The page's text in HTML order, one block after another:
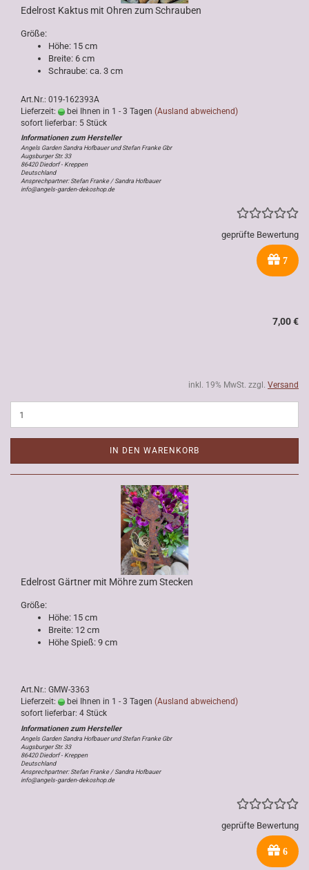
Edelrost Kaktus mit Ohren zum Schrauben
Größe:
Höhe: 15 cm
Breite: 6 cm
Schraube: ca. 3 cm
Art.Nr.: 019-162393A
Lieferzeit:
bei Ihnen in 1 - 3 Tagen (Ausland abweichend)
sofort lieferbar: 5 Stück
Angels Garden Sandra Hofbauer und Stefan Franke Gbr
Augsburger Str. 33
86420 Diedorf - Kreppen
Deutschland
Ansprechpartner: Stefan Franke / Sandra Hofbauer
info@angels-garden-dekoshop.de
geprüfte Bewertung
7
7,00 €
inkl. 19% MwSt. zzgl. Versand
IN DEN WARENKORB
Edelrost Gärtner mit Möhre zum Stecken
Größe:
Höhe: 15 cm
Breite: 12 cm
Höhe Spieß: 9 cm
Art.Nr.: GMW-3363
Lieferzeit:
bei Ihnen in 1 - 3 Tagen (Ausland abweichend)
sofort lieferbar: 4 Stück
Angels Garden Sandra Hofbauer und Stefan Franke Gbr
Augsburger Str. 33
86420 Diedorf - Kreppen
Deutschland
Ansprechpartner: Stefan Franke / Sandra Hofbauer
info@angels-garden-dekoshop.de
geprüfte Bewertung
6